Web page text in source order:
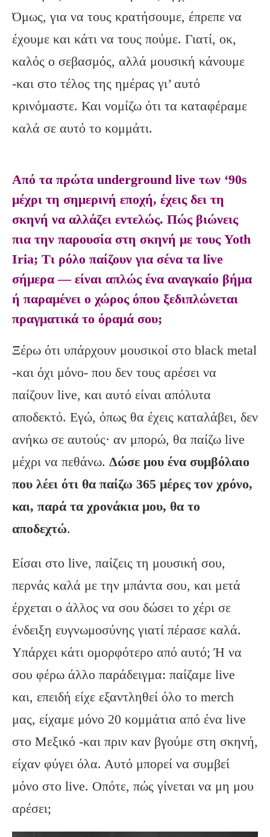
Όμως, για να τους κρατήσουμε, έπρεπε να
έχουμε και κάτι να τους πούμε. Γιατί, οκ,
καλός ο σεβασμός, αλλά μουσική κάνουμε
-και στο τέλος της ημέρας γι’ αυτό
κρινόμαστε. Και νομίζω ότι τα καταφέραμε
καλά σε αυτό το κομμάτι.
Από τα πρώτα underground live των ‘90s
μέχρι τη σημερινή εποχή, έχεις δει τη
σκηνή να αλλάζει εντελώς. Πώς βιώνεις
πια την παρουσία στη σκηνή με τους Yoth
Iria; Τι ρόλο παίζουν για σένα τα live
σήμερα — είναι απλώς ένα αναγκαίο βήμα
ή παραμένει ο χώρος όπου ξεδιπλώνεται
πραγματικά το όραμά σου;
Ξέρω ότι υπάρχουν μουσικοί στο black metal
-και όχι μόνο- που δεν τους αρέσει να
παίζουν live, και αυτό είναι απόλυτα
αποδεκτό. Εγώ, όπως θα έχεις καταλάβει, δεν
ανήκω σε αυτούς· αν μπορώ, θα παίζω live
μέχρι να πεθάνω. Δώσε μου ένα συμβόλαιο
που λέει ότι θα παίζω 365 μέρες τον χρόνο,
και, παρά τα χρονάκια μου, θα το
αποδεχτώ.
Είσαι στο live, παίζεις τη μουσική σου,
περνάς καλά με την μπάντα σου, και μετά
έρχεται ο άλλος να σου δώσει το χέρι σε
ένδειξη ευγνωμοσύνης γιατί πέρασε καλά.
Υπάρχει κάτι ομορφότερο από αυτό; Ή να
σου φέρω άλλο παράδειγμα: παίζαμε live
και, επειδή είχε εξαντληθεί όλο το merch
μας, είχαμε μόνο 20 κομμάτια από ένα live
στο Μεξικό -και πριν καν βγούμε στη σκηνή,
είχαν φύγει όλα. Αυτό μπορεί να συμβεί
μόνο στο live. Οπότε, πώς γίνεται να μη μου
αρέσει;